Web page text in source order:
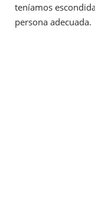
teníamos
persona adecuada.